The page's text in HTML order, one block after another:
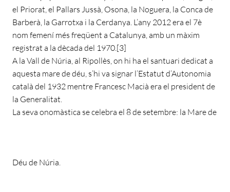
el Priorat, el Pallars Jussà, Osona, la Noguera, la Conca de
Barberà, la Garrotxa i la Cerdanya. L’any 2012 era el 7è
nom femení més freqüent a Catalunya, amb un màxim
registrat a la dècada del 1970.[3]
A la Vall de Núria, al Ripollès, on hi ha el santuari dedicat a
aquesta mare de déu, s’hi va signar l’Estatut d’Autonomia
català del 1932 mentre Francesc Macià era el president de
la Generalitat.
La seva onomàstica se celebra el 8 de setembre: la Mare de
Déu de Núria.